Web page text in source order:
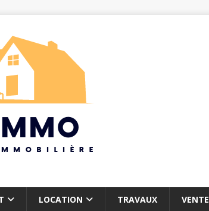
LOCATION TRAVAUX VENTE